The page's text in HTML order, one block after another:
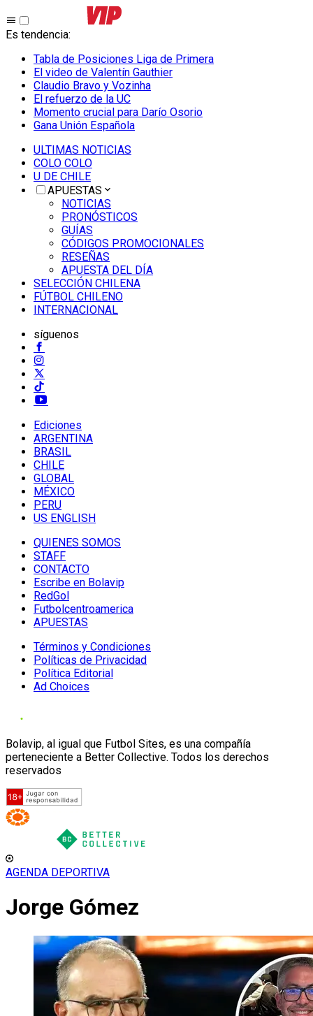
Es tendencia:
Tabla de Posiciones Liga de Primera
El video de Valentín Gauthier
Claudio Bravo y Vozinha
El refuerzo de la UC
Momento crucial para Darío Osorio
Gana Unión Española
ULTIMAS NOTICIAS
COLO COLO
U DE CHILE
APUESTAS
NOTICIAS
PRONÓSTICOS
GUÍAS
CÓDIGOS PROMOCIONALES
RESEÑAS
APUESTA DEL DÍA
SELECCIÓN CHILENA
FÚTBOL CHILENO
INTERNACIONAL
síguenos
Ediciones
ARGENTINA
BRASIL
CHILE
GLOBAL
MÉXICO
PERU
US ENGLISH
QUIENES SOMOS
STAFF
CONTACTO
Escribe en Bolavip
RedGol
Futbolcentroamerica
APUESTAS
Términos y Condiciones
Políticas de Privacidad
Política Editorial
Ad Choices
Bolavip, al igual que Futbol Sites, es una compañía
perteneciente a Better Collective. Todos los derechos
reservados
AGENDA DEPORTIVA
Jorge Gómez